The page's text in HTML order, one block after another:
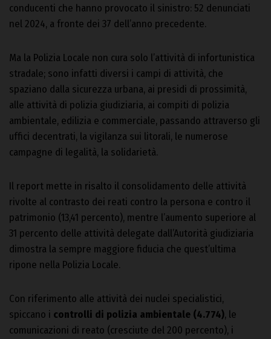
conducenti che hanno provocato il sinistro: 52 denunciati
nel 2024, a fronte dei 37 dell’anno precedente.
Ma la Polizia Locale non cura solo l’attività di infortunistica
stradale; sono infatti diversi i campi di attività, che
spaziano dalla sicurezza urbana, ai presidi di prossimità,
alle attività di polizia giudiziaria, ai compiti di polizia
ambientale, edilizia e commerciale, passando attraverso gli
uffici decentrati, la vigilanza sui litorali, le numerose
campagne di legalità, la solidarietà.
Il report mette in risalto il consolidamento delle attività
rivolte al contrasto dei reati contro la persona e contro il
patrimonio (13,41 percento), mentre l’aumento superiore al
31 percento delle attività delegate dall’Autorità giudiziaria
dimostra la sempre maggiore fiducia che quest’ultima
ripone nella Polizia Locale.
Con riferimento alle attività dei nuclei specialistici,
spiccano i controlli di polizia ambientale (4.774), le
comunicazioni di reato (cresciute del 200 percento), i